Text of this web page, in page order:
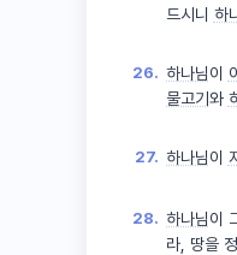
드시니 하
26. 하나님이
물고기 와
27. 하나님이
28. 하나님이
라, 땅을